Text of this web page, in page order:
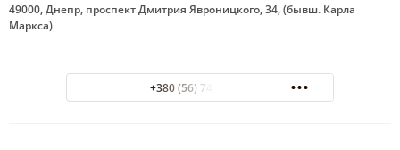
49000, Днепр, проспект Дмитрия Явроницкого, 34, (бывш. Карла
Маркса)
+380 (56) 744-30-20